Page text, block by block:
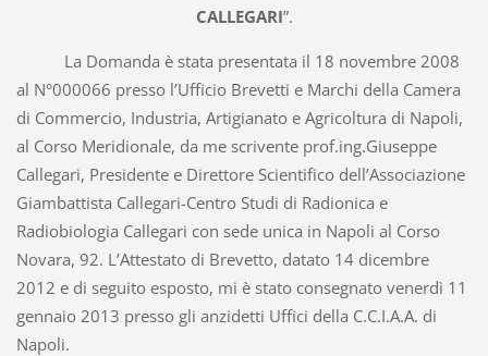
CALLEGARI”.
La Domanda è stata presentata il 18 novembre 2008
al N°000066 presso l’Ufficio Brevetti e Marchi della Camera
di Commercio, Industria, Artigianato e Agricoltura di Napoli,
al Corso Meridionale, da me scrivente prof.ing.Giuseppe
Callegari, Presidente e Direttore Scientifico dell’Associazione
Giambattista Callegari-Centro Studi di Radionica e
Radiobiologia Callegari con sede unica in Napoli al Corso
Novara, 92. L’Attestato di Brevetto, datato 14 dicembre
2012 e di seguito esposto, mi è stato consegnato venerdì 11
gennaio 2013 presso gli anzidetti Uffici della C.C.I.A.A. di
Napoli.